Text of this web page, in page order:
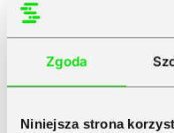
Zgoda
Niniejsza strona
możesz ją